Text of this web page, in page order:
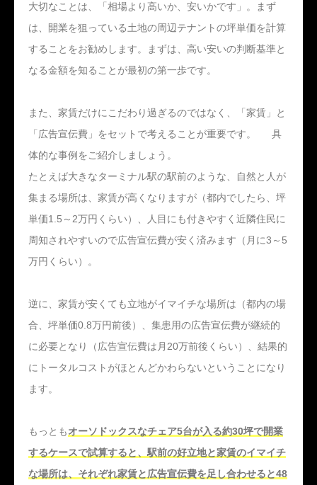
大切なことは、「相場より高いか、安いかです」。まず
は、開業を狙っている土地の周辺テナントの坪単価を計算
することをお勧めします。まずは、高い安いの判断基準と
なる金額を知ることが最初の第一歩です。
また、家賃だけにこだわり過ぎるのではなく、「家賃」と
「広告宣伝費」をセットで考えることが重要です。 具
体的な事例をご紹介しましょう。
たとえば大きなターミナル駅の駅前のような、自然と人が
集まる場所は、家賃が高くなりますが（都内でしたら、坪
単価1.5～2万円くらい）、人目にも付きやすく近隣住民に
周知されやすいので広告宣伝費が安く済みます（月に3～5
万円くらい）。
逆に、家賃が安くても立地がイマイチな場所は（都内の場
合、坪単価0.8万円前後）、集患用の広告宣伝費が継続的
に必要となり（広告宣伝費は月20万前後くらい）、結果的
にトータルコストがほとんどかわらないということになり
ます。
もっともオーソドックスなチェア5台が入る約30坪で開業
するケースで試算すると、駅前の好立地と家賃のイマイチ
な場所は、それぞれ家賃と広告宣伝費を足し合わせると48